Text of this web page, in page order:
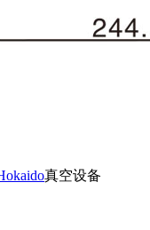
真空设备